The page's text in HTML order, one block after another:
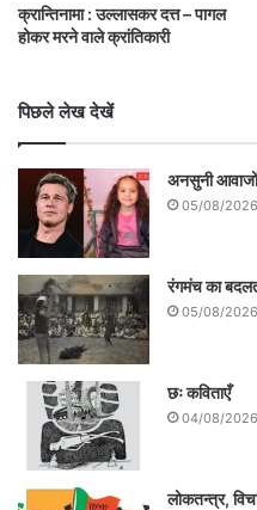
क्रान्तिनामा : उल्लासकर दत्त – पागल
होकर मरने वाले क्रांतिकारी
पिछले लेख देखें
अनसुनी
05/08/2026
रंगमंच का
05/08/2026
छः कविताएँ
04/08/2026
लोकतन्त्र,